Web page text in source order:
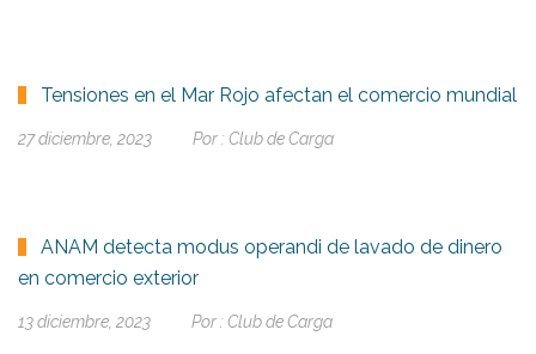
Tensiones en el Mar Rojo afectan el comercio mundial
27 diciembre, 2023 Por : Club de Carga
ANAM detecta modus operandi de lavado de dinero
en comercio exterior
13 diciembre, 2023 Por : Club de Carga